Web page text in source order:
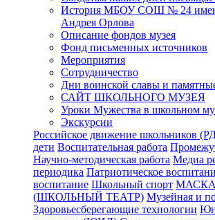
История МБОУ СОШ № 24
Андрея Орлова
Описание фондов музея
Фонд письменных источников
Мероприятия
Сотрудничество
Дни воинской славы и
САЙТ ШКОЛЬНОГО МУЗЕЯ
Уроки Мужества в школьном
Экскурсии
Российское движение школьников
дети Воспитательная работа
Научно-методическая работа Медиа
периодика Патриотическое
воспитание Школьный спорт
(ШКОЛЬНЫЙ ТЕАТР) Музейная и
Здоровьесберегающие технологии